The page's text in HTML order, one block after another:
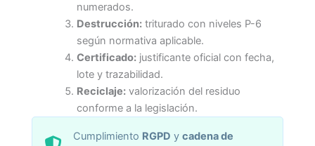
numerados.
Destrucción:triturado con niveles P-6
según normativa aplicable.
Certificado:justificante oficial con fecha,
lote y trazabilidad.
Reciclaje:valorización del residuo
conforme a la legislación.
Cumplimiento RGPD ycadena de